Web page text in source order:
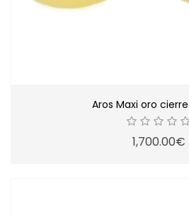
Aros Maxi oro
1,700.00€